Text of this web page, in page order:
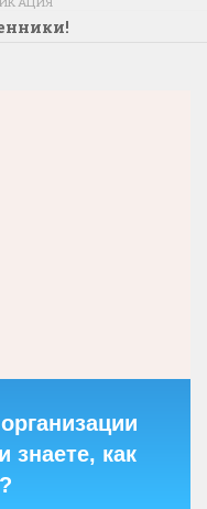
знаете, как